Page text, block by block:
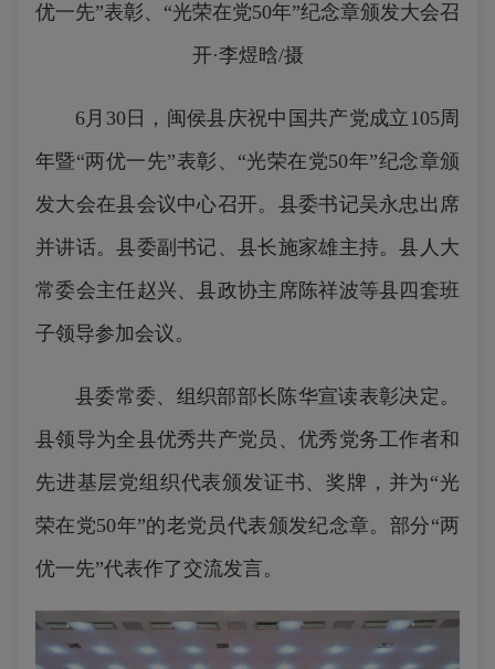
优一先”表彰、“光荣在党50年”纪念章颁发大会召
开·李煜晗/摄
6月30日，闽侯县庆祝中国共产党成立105周
年暨“两优一先”表彰、“光荣在党50年”纪念章颁
发大会在县会议中心召开。县委书记吴永忠出席
并讲话。县委副书记、县长施家雄主持。县人大
常委会主任赵兴、县政协主席陈祥波等县四套班
子领导参加会议。
县委常委、组织部部长陈华宣读表彰决定。
县领导为全县优秀共产党员、优秀党务工作者和
先进基层党组织代表颁发证书、奖牌，并为“光
荣在党50年”的老党员代表颁发纪念章。部分“两
优一先”代表作了交流发言。